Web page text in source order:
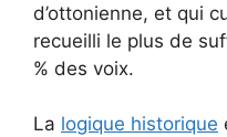
d’ottonienne, et qui
recueilli le plus de
% des voix.
La logique historique